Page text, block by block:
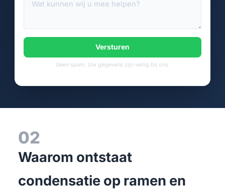
Versturen
Geen spam. Uw gegevens zijn veilig bij ons.
02
Waarom ontstaat
condensatie op ramen en